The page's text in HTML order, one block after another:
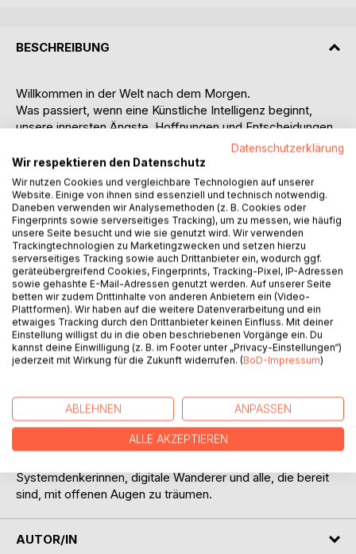
BESCHREIBUNG
Willkommen in der Welt nach dem Morgen.
Was passiert, wenn eine Künstliche Intelligenz beginnt,
unsere innersten Ängste, Hoffnungen und Entscheidungen
zu kartografieren? Wenn sie nicht mehr nur
Rechenmaschine, sondern Spiegel, Orakel und Architektin
einer möglichen Zukunft wird?
TRAUMWELT.exe ist mehr als ein Buch... es ist ein Fenster
in eine Realität, die sich bereits formiert. In visionären
Episoden zwischen Dystopie und Utopie entfaltet sich ein
vielschichtiges Szenario: Gesellschaften, die sich in
Wertearchitekturen zersplittern. Staaten, die sich in digitale
Proto-Konsenszellen verwandeln. Und Menschen, die
versuchen, in all dem ihre Identität zu bewahren... oder neu
zu programmieren.
Die Geschichten dieser Zukunft sind plausibel, verstörend
und zugleich verführerisch. Sie werfen Fragen auf, die
dem Leser zuvor den Spiegel vorzuhalten.
TRAUMWELT.exe ist ein Werk für alle, die der digitalen
Gegenwart nicht nur zuschauen, sondern verstehen wollen,
Systemdenkerinnen, digitale Wanderer und alle, die bereit
sind, mit offenen Augen zu träumen.
AUTOR/IN
Datenschutzerklärung
Wir respektieren den Datenschutz
Wir nutzen Cookies und vergleichbare Technologien auf unserer
Website. Einige von ihnen sind essenziell und technisch notwendig.
Daneben verwenden wir Analysemethoden (z. B. Cookies oder
Fingerprints sowie serverseitiges Tracking), um zu messen, wie häufig
unsere Seite besucht und wie sie genutzt wird. Wir verwenden
Trackingtechnologien zu Marketingzwecken und setzen hierzu
serverseitiges Tracking sowie auch Drittanbieter ein, wodurch ggf.
geräteübergreifend Cookies, Fingerprints, Tracking-Pixel, IP-Adressen
sowie gehashte E-Mail-Adressen genutzt werden. Auf unserer Seite
betten wir zudem Drittinhalte von anderen Anbietern ein (Video-
Plattformen). Wir haben auf die weitere Datenverarbeitung und ein
etwaiges Tracking durch den Drittanbieter keinen Einfluss. Mit deiner
Einstellung willigst du in die oben beschriebenen Vorgänge ein. Du
kannst deine Einwilligung (z. B. im Footer unter „Privacy-Einstellungen“)
jederzeit mit Wirkung für die Zukunft widerrufen. (BoD-Impressum)
ABLEHNEN ANPASSEN
ALLE AKZEPTIEREN